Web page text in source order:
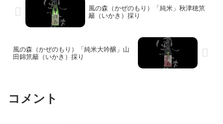
風の森（かぜのもり）「純米」秋津穂笊
籬（いかき）採り
風の森（かぜのもり）「純米大吟醸」山
田錦笊籬（いかき）採り
コメント